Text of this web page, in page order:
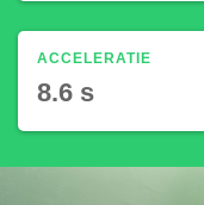
ACCELERATIE
8.6 s